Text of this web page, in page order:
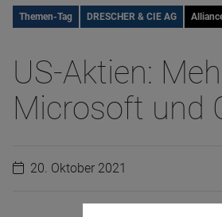
Themen-Tag DRESCHER & CIE AG
US-Aktien:
Microsoft und
20. Oktober 2021